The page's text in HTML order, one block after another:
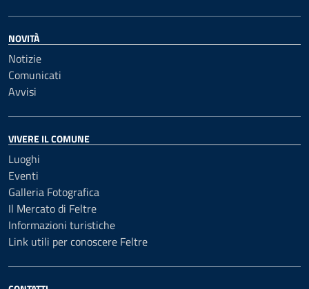
NOVITÀ
Notizie
Comunicati
Avvisi
VIVERE IL COMUNE
Luoghi
Eventi
Galleria Fotografica
Il Mercato di Feltre
Informazioni turistiche
Link utili per conoscere Feltre